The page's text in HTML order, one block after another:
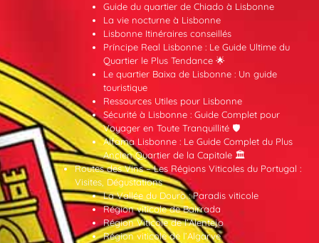
Guide du quartier de Chiado à Lisbonne
La vie nocturne à Lisbonne
Lisbonne Itinéraires conseillés
Príncipe Real Lisbonne : Le Guide Ultime du
Quartier le Plus Tendance 🌟
Le quartier Baixa de Lisbonne : Un guide
touristique
Ressources Utiles pour Lisbonne
Sécurité à Lisbonne : Guide Complet pour
Voyager en Toute Tranquillité 🛡️
Alfama Lisbonne : Le Guide Complet du Plus
Ancien Quartier de la Capitale 🏛️
Routes des Vins – Les Régions Viticoles du Portugal :
Visites, Dégustations
La Vallée du Douro : Paradis viticole
Région viticole de Bairrada
Région Viticole de l’Alentejo
Région viticole de l’Algarve